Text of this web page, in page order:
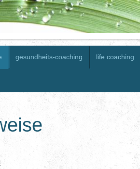
gesundheits-coaching life coaching